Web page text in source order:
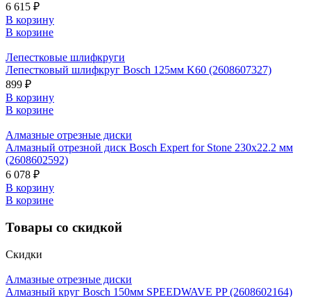
6 615 ₽
В корзину
В корзине
Лепестковые шлифкруги
Лепестковый шлифкруг Bosch 125мм K60 (2608607327)
899 ₽
В корзину
В корзине
Алмазные отрезные диски
Алмазный отрезной диск Bosch Expert for Stone 230х22.2 мм
(2608602592)
6 078 ₽
В корзину
В корзине
Товары со скидкой
Скидки
Алмазные отрезные диски
Алмазный круг Bosch 150мм SPEEDWAVE PP (2608602164)